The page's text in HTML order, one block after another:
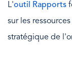
L'outil Rapports
sur les
stratégique de